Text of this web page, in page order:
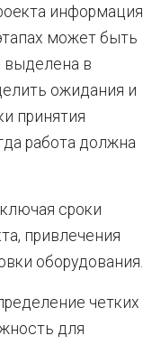
информация
может быть
выделена в
ожидания и
принятия
работа должна
сроки
привлечения
оборудования.
четких
для